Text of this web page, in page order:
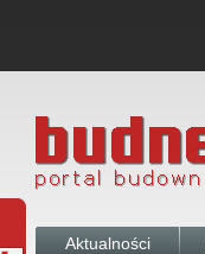
Aktualności